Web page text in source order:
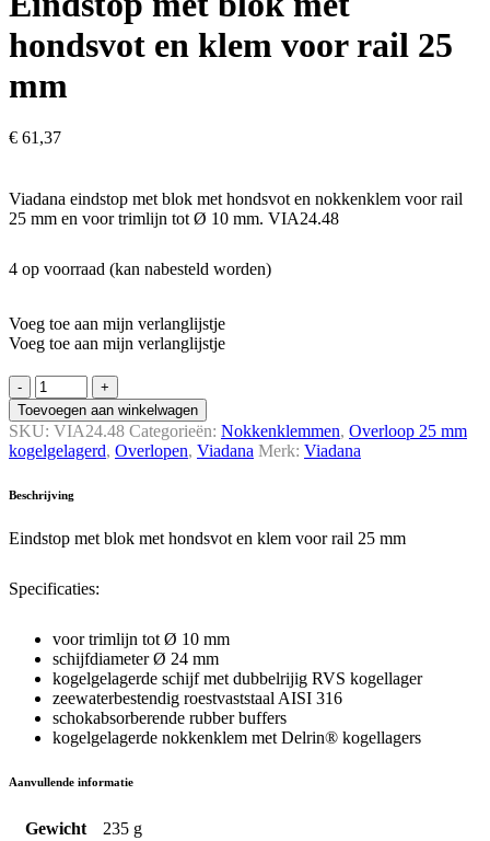
hondsvot en klem voor rail 25
mm
€ 61,37
Viadana eindstop met blok met hondsvot en nokkenklem voor rail
25 mm en voor trimlijn tot Ø 10 mm. VIA24.48
4 op voorraad (kan nabesteld worden)
Voeg toe aan mijn verlanglijstje
Voeg toe aan mijn verlanglijstje
Eindstop
met
blok
met
hondsvot
klem
rail
mm
quantity
Toevoegen aan winkelwagen
SKU: VIA24.48 Categorieën: Nokken­klemmen, Overloop 25 mm
kogel­gelagerd, Overlopen, Viadana Merk: Viadana
Beschrijving
Eindstop met blok met hondsvot en klem voor rail 25 mm
Specificaties:
voor trimlijn tot Ø 10 mm
schijfdiameter Ø 24 mm
kogelgelagerde schijf met dubbelrijig RVS kogellager
zeewaterbestendig roestvaststaal AISI 316
schokabsorberende rubber buffers
kogelgelagerde nokkenklem met Delrin® kogellagers
Aanvullende informatie
Gewicht
235 g